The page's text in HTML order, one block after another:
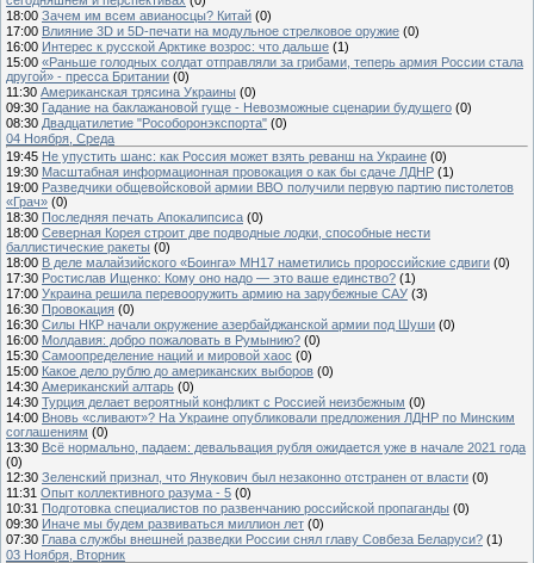
18:00 Зачем им всем авианосцы? Китай (0)
17:00 Влияние 3D и 5D-печати на модульное стрелковое оружие (0)
16:00 Интерес к русской Арктике возрос: что дальше (1)
15:00 «Раньше голодных солдат отправляли за грибами, теперь армия России стала
другой» - пресса Британии (0)
11:30 Американская трясина Украины (0)
09:30 Гадание на баклажановой гуще - Невозможные сценарии будущего (0)
08:30 Двадцатилетие "Рособоронэкспорта" (0)
04 Ноября, Среда
19:45 Не упустить шанс: как Россия может взять реванш на Украине (0)
19:30 Масштабная информационная провокация о как бы сдаче ЛДНР (1)
19:00 Разведчики общевойсковой армии ВВО получили первую партию пистолетов
«Грач» (0)
18:30 Последняя печать Апокалипсиса (0)
18:00 Северная Корея строит две подводные лодки, способные нести
баллистические ракеты (0)
18:00 В деле малайзийского «Боинга» МН17 наметились пророссийские сдвиги (0)
17:30 Ростислав Ищенко: Кому оно надо — это ваше единство? (1)
17:00 Украина решила перевооружить армию на зарубежные САУ (3)
16:30 Провокация (0)
16:30 Силы НКР начали окружение азербайджанской армии под Шуши (0)
16:00 Молдавия: добро пожаловать в Румынию? (0)
15:30 Самоопределение наций и мировой хаос (0)
15:00 Какое дело рублю до американских выборов (0)
14:30 Американский алтарь (0)
14:30 Турция делает вероятный конфликт с Россией неизбежным (0)
14:00 Вновь «сливают»? На Украине опубликовали предложения ЛДНР по Минским
соглашениям (0)
13:30 Всё нормально, падаем: девальвация рубля ожидается уже в начале 2021 года
(0)
12:30 Зеленский признал, что Янукович был незаконно отстранен от власти (0)
11:31 Опыт коллективного разума - 5 (0)
10:31 Подготовка специалистов по развенчанию российской пропаганды (0)
09:30 Иначе мы будем развиваться миллион лет (0)
07:30 Глава службы внешней разведки России снял главу Совбеза Беларуси? (1)
03 Ноября, Вторник